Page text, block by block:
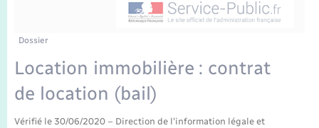
Etat-civil - Papiers - Citoyenneté
Mariage – PACS
Parrainage civil
Logement - Urbanisme
Loisirs
Transports scolaires
Travaux - Autorisation d’occupation de l’espace
Compétences
Plan interactif
Dossier
Location immobilière : contrat
de location (bail)
Vérifié le 30/06/2020 – Direction de l'information légale et